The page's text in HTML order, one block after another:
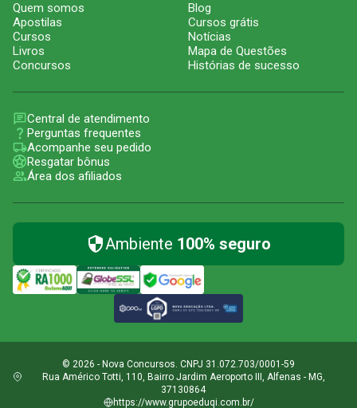
Quem somos
Apostilas
Cursos
Livros
Concursos
Blog
Cursos grátis
Notícias
Mapa de Questões
Histórias de sucesso
Central de atendimento
Perguntas frequentes
Acompanhe seu pedido
Resgatar bônus
Área dos afiliados
Ambiente 100% seguro
© 2026 - Nova Concursos. CNPJ 31.072.703/0001-59
Rua Américo Totti, 110, Bairro Jardim Aeroporto III, Alfenas - MG,
37130864
https://www.grupoeduqi.com.br/